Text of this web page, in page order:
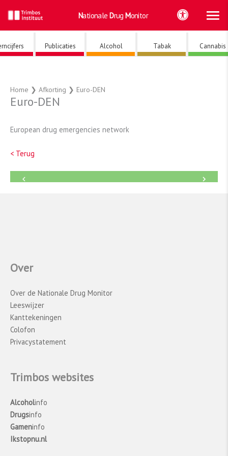
naar
de
inhoud
Nationale Drug Monitor
Publicaties Alcohol Tabak Cannabis
Home ❯ Afkorting ❯ Euro-DEN
Euro-DEN
European drug emergencies network
< Terug
→
←
Over
Over de Nationale Drug Monitor
Leeswijzer
Kanttekeningen
Colofon
Privacystatement
Trimbos websites
Alcoholinfo
Drugsinfo
Gameninfo
Ikstopnu.nl